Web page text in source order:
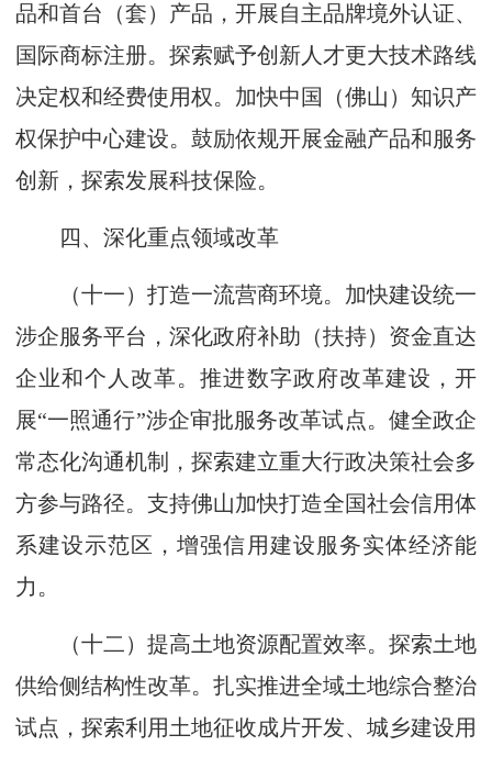
品和首台（套）产品，开展自主品牌境外认证、
国际商标注册。探索赋予创新人才更大技术路线
决定权和经费使用权。加快中国（佛山）知识产
权保护中心建设。鼓励依规开展金融产品和服务
创新，探索发展科技保险。
四、深化重点领域改革
（十一）打造一流营商环境。加快建设统一
涉企服务平台，深化政府补助（扶持）资金直达
企业和个人改革。推进数字政府改革建设，开
展“一照通行”涉企审批服务改革试点。健全政企
常态化沟通机制，探索建立重大行政决策社会多
方参与路径。支持佛山加快打造全国社会信用体
系建设示范区，增强信用建设服务实体经济能
力。
（十二）提高土地资源配置效率。探索土地
供给侧结构性改革。扎实推进全域土地综合整治
试点，探索利用土地征收成片开发、城乡建设用